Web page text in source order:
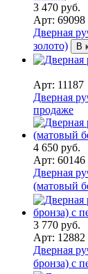
3 470 руб.
Арт: 69098
Дверная
золото)
В
Арт: 11187
Дверная
продаже
4 650 руб.
Арт: 60146
Дверная
(матовый
3 770 руб.
Арт: 12882
Дверная
бронза) с